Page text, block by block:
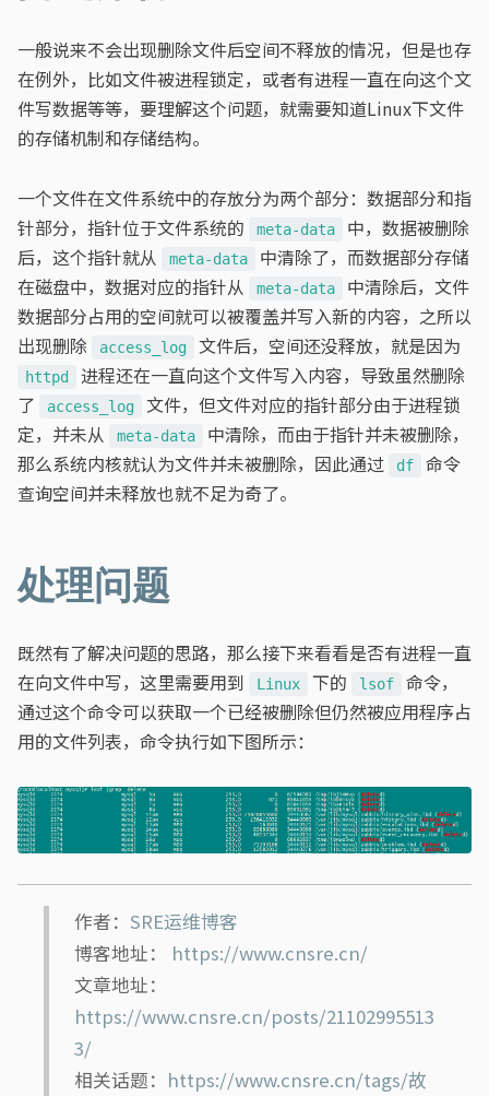
一般说来不会出现删除文件后空间不释放的情况，但是也存
在例外，比如文件被进程锁定，或者有进程一直在向这个文
件写数据等等，要理解这个问题，就需要知道Linux下文件
的存储机制和存储结构。
一个文件在文件系统中的存放分为两个部分：数据部分和指
针部分，指针位于文件系统的
meta-data
中，数据被删除
后，这个指针就从
meta-data
中清除了，而数据部分存储
在磁盘中，数据对应的指针从
meta-data
中清除后，文件
数据部分占用的空间就可以被覆盖并写入新的内容，之所以
出现删除
access_log 文件后，空间还没释放，就是因为
httpd
进程还在一直向这个文件写入内容，导致虽然删除
了
access_log
文件，但文件对应的指针部分由于进程锁
定，并未从
meta-data
中清除，而由于指针并未被删除，
那么系统内核就认为文件并未被删除，因此通过
df
命令
查询空间并未释放也就不足为奇了。
处理问题
既然有了解决问题的思路，那么接下来看看是否有进程一直
在向文件中写，这里需要用到
Linux 下的 lsof
命令，
通过这个命令可以获取一个已经被删除但仍然被应用程序占
用的文件列表，命令执行如下图所示：
作者： SRE运维博客
博客地址： https://www.cnsre.cn/
文章地址：
https://www.cnsre.cn/posts/21102995513
3/
相关话题： https://www.cnsre.cn/tags/故